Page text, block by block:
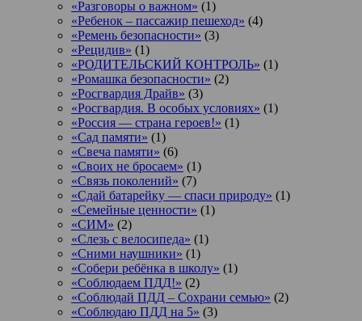
«Разговоры о важном» (1)
«Ребенок – пассажир пешеход» (4)
«Ремень безопасности» (3)
«Рецидив» (1)
«РОДИТЕЛЬСКИЙ КОНТРОЛЬ» (1)
«Ромашка безопасности» (2)
«Росгвардия Драйв» (3)
«Росгвардия. В особых условиях» (1)
«Россия — страна героев!» (1)
«Сад памяти» (1)
«Свеча памяти» (6)
«Своих не бросаем» (1)
«Связь поколений» (7)
«Сдай батарейку — спаси природу» (1)
«Семейные ценности» (1)
«СИМ» (2)
«Слезь с велосипеда» (1)
«Сними наушники» (1)
«Собери ребёнка в школу» (1)
«Соблюдаем ПДД!» (2)
«Соблюдай ПДД – Сохрани семью» (2)
«Соблюдаю ПДД на 5» (3)